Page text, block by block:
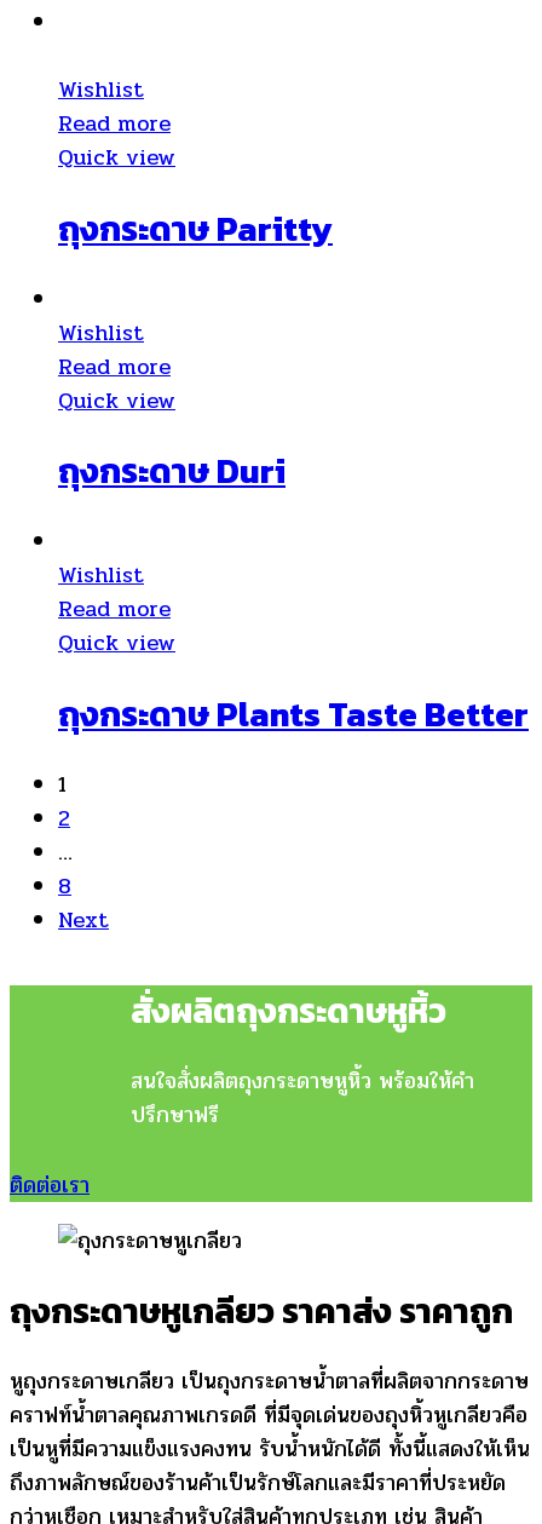
Wishlist
Read more
Quick view
ถุงกระดาษ Paritty
Wishlist
Read more
Quick view
ถุงกระดาษ Duri
Wishlist
Read more
Quick view
ถุงกระดาษ Plants Taste Better
1
2
…
8
Next
สั่งผลิตถุงกระดาษหูหิ้ว
สนใจสั่งผลิตถุงกระดาษหูหิ้ว พร้อมให้คำ
ปรึกษาฟรี
ติดต่อเรา
ถุงกระดาษหูเกลียว ราคาส่ง ราคาถูก
หูถุงกระดาษเกลียว เป็นถุงกระดาษน้ำตาลที่ผลิตจากกระดาษ
คราฟท์น้ำตาลคุณภาพเกรดดี ที่มีจุดเด่นของถุงหิ้วหูเกลียวคือ
เป็นหูที่มีความแข็งแรงคงทน รับน้ำหนักได้ดี ทั้งนี้แสดงให้เห็น
ถึงภาพลักษณ์ของร้านค้าเป็นรักษ์โลกและมีราคาที่ประหยัด